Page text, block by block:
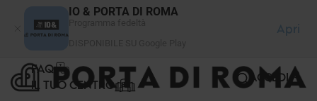
IO & PORTA DI ROMA
Apri
FAQ
IL TUO CENTRO
ACCEDI
Pannello di gestione dei cookies